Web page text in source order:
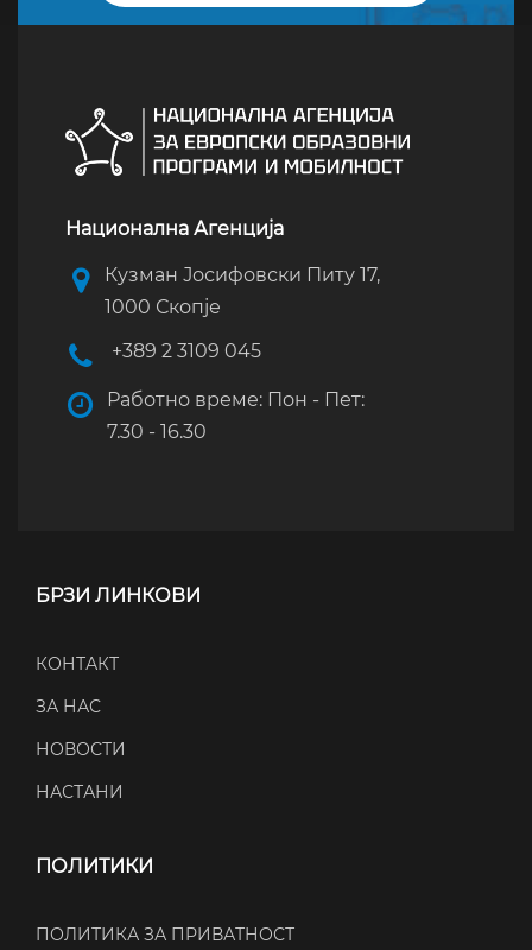
Национална Агенција
Кузман Јосифовски Питу 17,
1000 Скопје
+389 2 3109 045
Работно време: Пон - Пет:
7.30 - 16.30
БРЗИ ЛИНКОВИ
КОНТАКТ
ЗА НАС
НОВОСТИ
НАСТАНИ
ПОЛИТИКИ
ПОЛИТИКА ЗА ПРИВАТНОСТ